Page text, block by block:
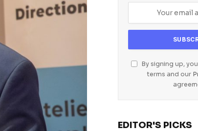
By signing up,
terms and our
EDITOR'S PICKS